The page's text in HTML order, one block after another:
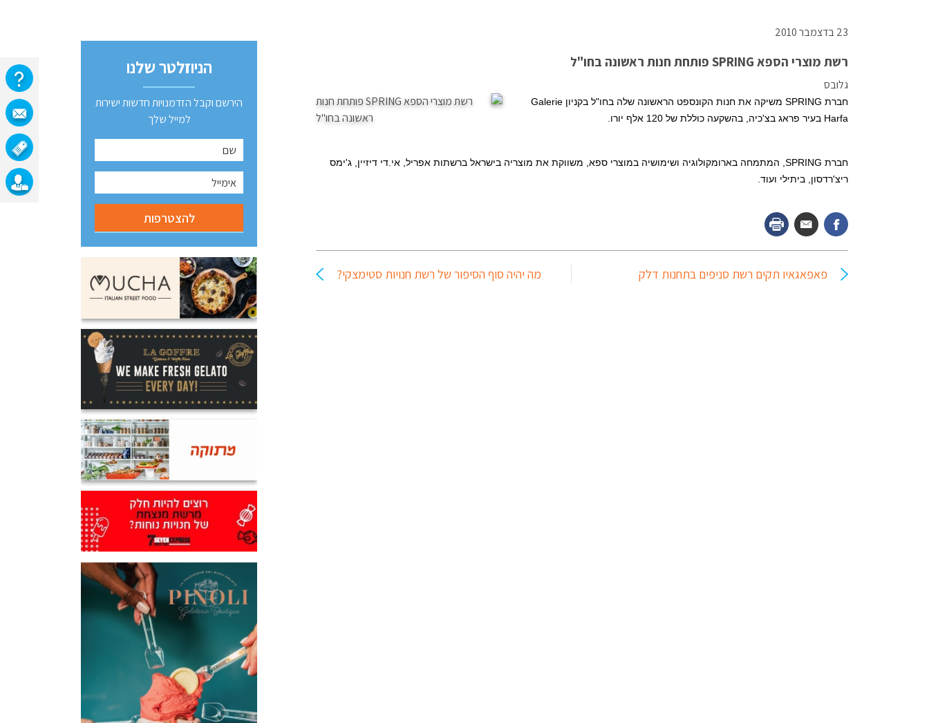
23 בדצמבר 2010
רשת מוצרי הספא SPRING פותחת חנות ראשונה בחו"ל
גלובס
חברת SPRING משיקה את חנות הקונספט הראשונה שלה בחו"ל בקניון Galerie
Harfa בעיר פראג בצ'כיה, בהשקעה כוללת של 120 אלף יורו.
חברת SPRING , המתמחה בארומקולוגיה ושימושיה במוצרי ספא, משווקת את מוצריה בישראל ברשתות אפריל, אי.די דיזיין, ג'ימס
ריצ'רדסון, ביתילי ועוד.
פאפאגאיו תקים רשת סניפים בתחנות דלק מה יהיה סוף הסיפור של רשת חנויות סטימצקי?
הניוזלטר שלנו
הירשם וקבל הזדמנויות חדשות ישירות
למייל שלך